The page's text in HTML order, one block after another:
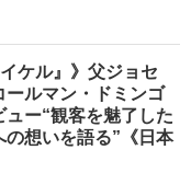
ケル』》父ジョセ
ールマン・ドミンゴ
ー“観客を魅了した
想いを語る”《日本